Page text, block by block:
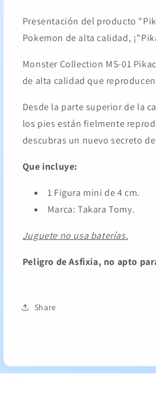
Presentación del producto
Pokemon de alta calidad,
Monster Collection MS-01
de alta calidad que
Desde la parte superior de la
los pies están fielmente
descubras un nuevo secreto
Que incluye:
1 Figura mini de 4 cm.
Marca: Takara Tomy.
Juguete no usa baterías.
Peligro de Asfixia, no apto
Share